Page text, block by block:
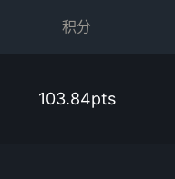
积分
103.84pts